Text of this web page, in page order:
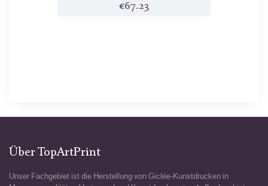
€67.23
Über TopArtPrint
Unser Fachgebiet ist die Herstellung von Giclée-Kunstdrucken in